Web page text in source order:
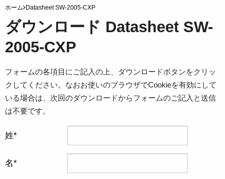
ホーム Datasheet SW-2005-CXP
ダウンロード Datasheet SW-
2005-CXP
フォームの各項目にご記入の上、ダウンロードボタンをクリッ
クしてください。なおお使いのブラウザでCookieを有効にして
いる場合は、次回のダウンロードからフォームのご記入と送信
は不要です。
姓
名